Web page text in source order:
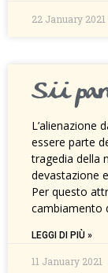
22 January 2021
Sii
L’alienazione
essere parte
tragedia della
devastazione
Per questo
cambiamento
LEGGI DI PIÙ »
11 January 2021